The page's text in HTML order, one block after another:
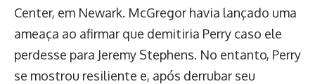
Center, em Newark. McGregor havia lançado uma
ameaça ao afirmar que demitiria Perry caso ele
perdesse para Jeremy Stephens. No entanto, Perry
se mostrou resiliente e, após derrubar seu